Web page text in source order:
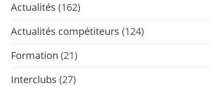
Actualités (162)
Actualités compétiteurs (124)
Formation (21)
Interclubs (27)